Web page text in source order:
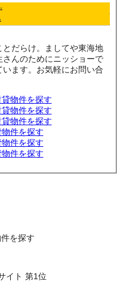
だらけ。ましてや東海地
んのためにニッショーで
ます。お気軽にお問い合
物件を探す
物件を探す
物件を探す
件を探す
件を探す
件を探す
を探す